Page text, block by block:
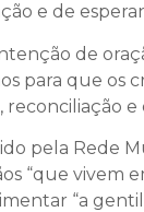
e de
de
para que os
e
pela Rede
“que vivem
“a